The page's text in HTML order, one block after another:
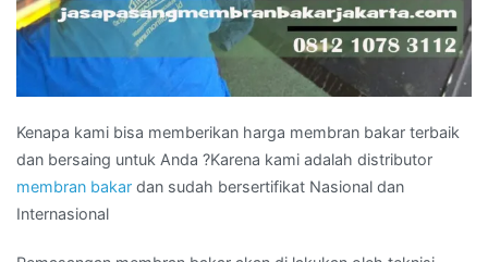
Kenapa kami bisa memberikan harga membran bakar terbaik
dan bersaing untuk Anda ?Karena kami adalah distributor
membran bakar dan sudah bersertifikat Nasional dan
Internasional